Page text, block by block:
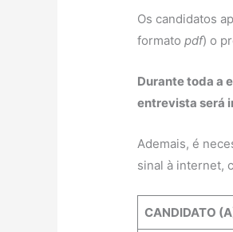
Os candidatos
formatopdf) o
Durante toda a
entrevista será
Ademais, é
sinal à internet,
CANDIDATO